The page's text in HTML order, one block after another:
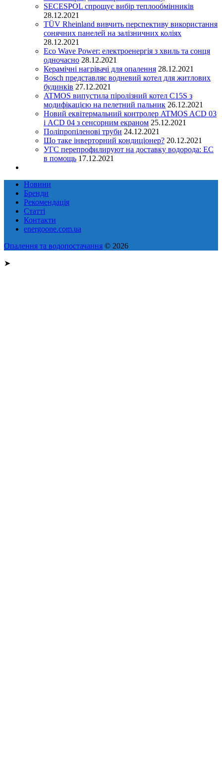
SECESPOL спрощує вибір теплообмінників
28.12.2021
TÜV Rheinland вивчить перспективу використання
сонячних панелей на залізничних коліях
28.12.2021
Eco Wave Power: електроенергія з хвиль та сонця
одночасно 28.12.2021
Керамічні нагрівачі для опалення 28.12.2021
Bosch представляє водневий котел для житлових
будинків 27.12.2021
ATMOS випустила піролізний котел C15S з
модифікацією на пелетний пальник 26.12.2021
Новий еквітермальний контролер ATMOS ACD 03
і ACD 04 з сенсорним екраном 25.12.2021
Поліпропіленові труби 24.12.2021
Що таке інверторний кондиціонер? 20.12.2021
УГС перепрофилируют на доставку водорода: EC
в помощь 17.12.2021
Новини
Бренди
Рекомендація
Статті
Контакти
energoone.com.ua
Опалення та водопостачання © 2026
➤